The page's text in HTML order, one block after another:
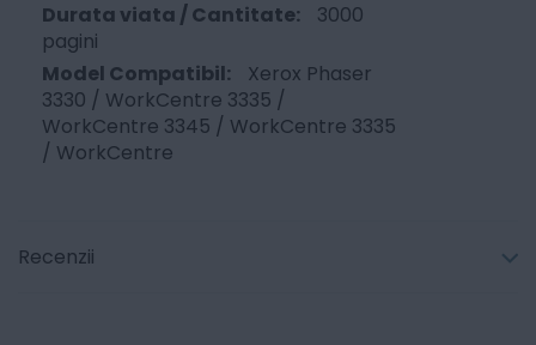
3000
pagini
Xerox Phaser
3330 / WorkCentre 3335 /
WorkCentre 3345 / WorkCentre 3335
/ WorkCentre
Recenzii